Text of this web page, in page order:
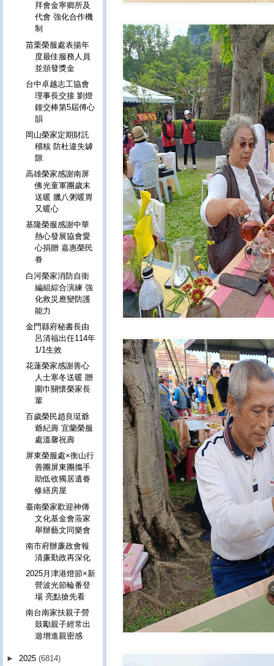
拜會金寧鄉所及
代會 強化合作機
制
苗栗榮服處表揚年
度最佳服務人員
並頒發獎金
台中卓越志工協會
理事長交接 劉燈
鐘交棒第5屆傅心
韻
岡山榮家定期財託
稽核 防杜違失罅
隙
高雄榮家感謝南屏
佛光童軍團歲末
送暖 臘八粥暖胃
又暖心
基隆榮服感謝中華
熱心發展協會愛
心捐贈 嘉惠榮民
眷
白河榮家消防自衛
編組綜合演練 強
化救災應變防護
能力
金門縣府秘書長由
呂清福出任114年
1/1生效
花蓮榮家感謝善心
人士寒冬送暖 贈
圍巾關懷榮家長
輩
百歲榮民趙良珽爺
爺紀壽 宜蘭榮服
處溫馨祝壽
屏東榮服處×衡山行
善團屏東團攜手
助低收獨居遺眷
修繕房屋
臺南榮家歡迎神傳
文化基金會蒞家
舉辦藝文同樂會
南市府辦廉政會報
清廉勤政再深化
2025月津港燈節×新
營波光節輪番登
場 亮點搶先看
南台南家扶親子營
鼓勵親子經常出
遊增進親密感
► 2025 (6814)